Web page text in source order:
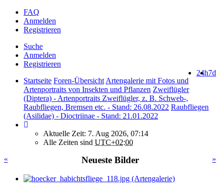
FAQ
Anmelden
Registrieren
Suche
Anmelden
Registrieren
7d
24h
Startseite Foren-Übersicht Artengalerie mit Fotos und
Artenportraits von Insekten und Pflanzen Zweiflügler
(Diptera) - Artenportraits Zweiflügler, z. B. Schweb-,
Raubfliegen, Bremsen etc. - Stand: 26.08.2022 Raubfliegen
(Asilidae) - Dioctriinae - Stand: 21.01.2022
Aktuelle Zeit: 7. Aug 2026, 07:14
Alle Zeiten sind UTC+02:00
«
»
Neueste Bilder